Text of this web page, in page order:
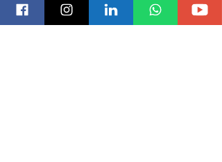
Utilizo diversas ferramentas, técnicas de
Coaching e PNL (Programação